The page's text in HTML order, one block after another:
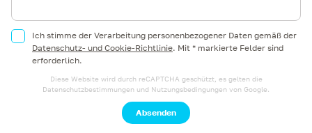
Ich stimme der Verarbeitung personenbezogener Daten gemäß der
Datenschutz- und Cookie-Richtlinie. Mit * markierte Felder sind
erforderlich.
Diese Website wird durch reCAPTCHA geschützt, es gelten die
Datenschutzbestimmungen und Nutzungsbedingungen von Google.
Absenden